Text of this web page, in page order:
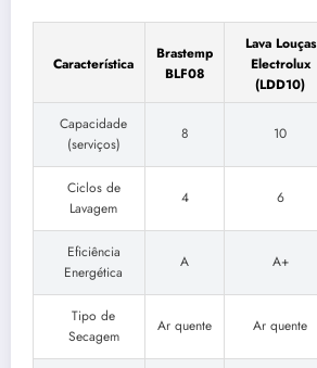
Característica
Brastemp
BLF08
Lava Louças
Electrolux
(LDD10)
Capacidade
(serviços)
8 10
Ciclos de
Lavagem
4 6
Eficiência
Energética
A A+
Tipo de
Secagem
Ar quente Ar quente